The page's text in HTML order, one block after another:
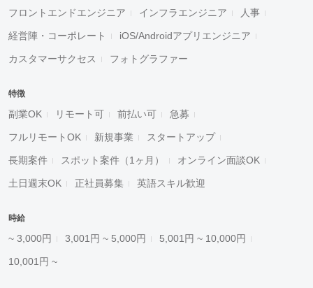
フロントエンドエンジニア インフラエンジニア 人事
経営陣・コーポレート iOS/Androidアプリエンジニア
カスタマーサクセス フォトグラファー
特徴
副業OK リモート可 前払い可 急募
フルリモートOK 新規事業 スタートアップ
長期案件 スポット案件（1ヶ月） オンライン面談OK
土日週末OK 正社員募集 英語スキル歓迎
時給
~ 3,000円 3,001円 ~ 5,000円 5,001円 ~ 10,000円
10,001円 ~